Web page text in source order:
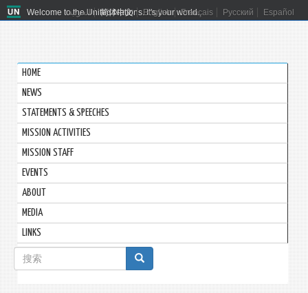
Welcome to the United Nations. It's your world.
العربية 简体中文 English Français Русский Español
HOME
NEWS
STATEMENTS & SPEECHES
MISSION ACTIVITIES
MISSION STAFF
EVENTS
ABOUT
MEDIA
LINKS
搜
索
搜索